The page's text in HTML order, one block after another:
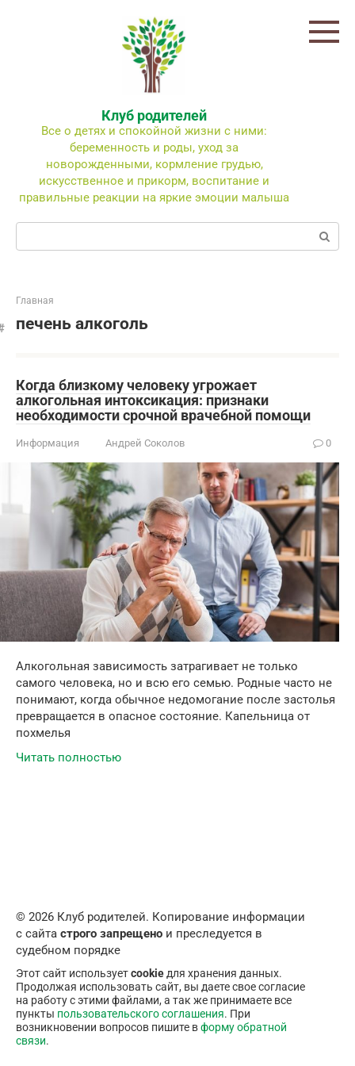
Клуб родителей
Все о детях и спокойной жизни с ними:
беременность и роды, уход за
новорожденными, кормление грудью,
искусственное и прикорм, воспитание и
правильные реакции на яркие эмоции малыша
Поиск:
Главная
печень алкоголь
Когда близкому человеку угрожает
алкогольная интоксикация: признаки
необходимости срочной врачебной помощи
Информация Андрей Соколов 0
Алкогольная зависимость затрагивает не только
самого человека, но и всю его семью. Родные часто не
понимают, когда обычное недомогание после застолья
превращается в опасное состояние. Капельница от
похмелья
Читать полностью
© 2026 Клуб родителей. Копирование информации
с сайта строго запрещено и преследуется в
судебном порядке
Этот сайт используетcookie для хранения данных.
Продолжая использовать сайт, вы даете свое согласие
на работу с этими файлами, а так же принимаете все
пункты пользовательского соглашения. При
возникновении вопросов пишите вформу обратной
связи.